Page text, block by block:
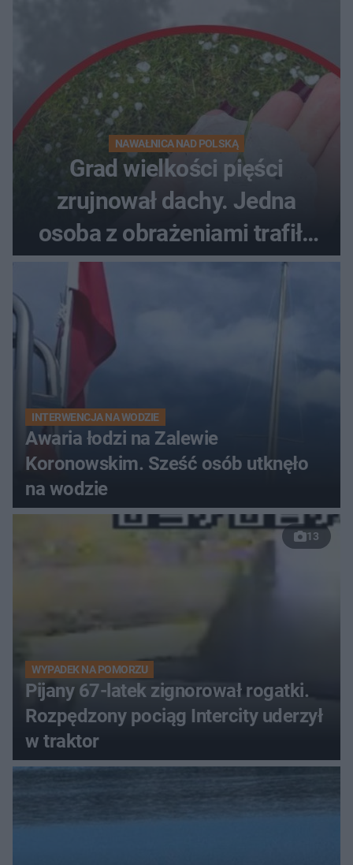
NAWAŁNICA NAD POLSKĄ
Grad wielkości pięści
zrujnował dachy. Jedna
osoba z obrażeniami trafiła
do szpitala
INTERWENCJA NA WODZIE
Awaria łodzi na Zalewie
Koronowskim. Sześć osób utknęło
na wodzie
13
WYPADEK NA POMORZU
Pijany 67-latek zignorował rogatki.
Rozpędzony pociąg Intercity uderzył
w traktor